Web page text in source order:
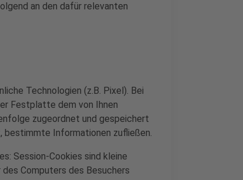
an den dafür relevanten
Technologien (z.B. Pixel). Bei
Festplatte dem von Ihnen
zugeordnet und gespeichert
bestimmte Informationen zufließen.
Session-Cookies sind kleine
Computers des Besuchers